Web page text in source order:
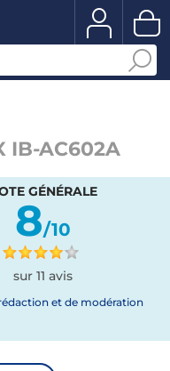
IB-AC602A
GÉNÉRALE
8/10
sur 11 avis
et de modération